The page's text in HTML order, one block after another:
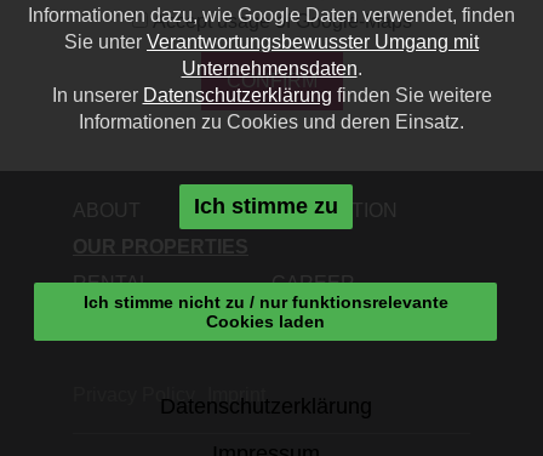
Accept usage of Google-Maps
CONFIRM
ACQUISITION
RENTAL
CAREER
CONTACT
Privacy Policy Imprint
Informationen dazu, wie Google Daten verwendet, finden
Sie unter Verantwortungsbewusster Umgang mit
Unternehmensdaten.
In unserer Datenschutzerklärung finden Sie weitere
Informationen zu Cookies und deren Einsatz.
Ich stimme zu
Ich stimme nicht zu / nur funktionsrelevante
Cookies laden
Datenschutzerklärung